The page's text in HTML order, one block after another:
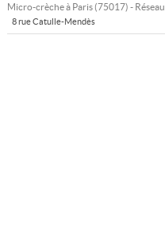
Micro-crèche à Paris(75017) - Réseau
8 rue Catulle-Mendès